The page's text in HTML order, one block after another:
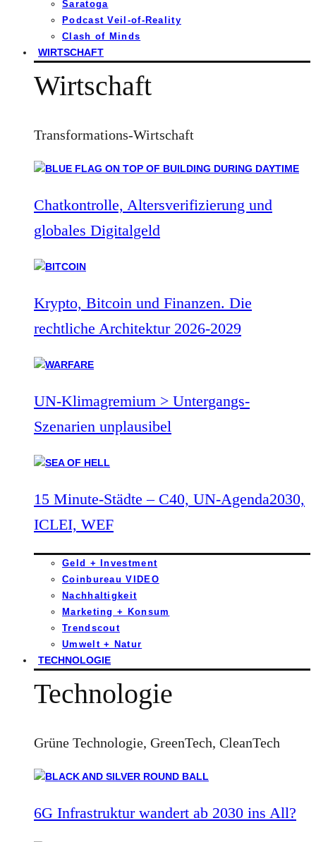
Saratoga
Podcast Veil-of-Reality
Clash of Minds
WIRTSCHAFT
Wirtschaft
Transformations-Wirtschaft
Chatkontrolle, Altersverifizierung und
globales Digitalgeld
Krypto, Bitcoin und Finanzen. Die
rechtliche Architektur 2026-2029
UN-Klimagremium > Untergangs-
Szenarien unplausibel
15 Minute-Städte – C40, UN-Agenda2030,
ICLEI, WEF
Geld + Investment
Coinbureau VIDEO
Nachhaltigkeit
Marketing + Konsum
Trendscout
Umwelt + Natur
TECHNOLOGIE
Technologie
Grüne Technologie, GreenTech, CleanTech
6G Infrastruktur wandert ab 2030 ins All?